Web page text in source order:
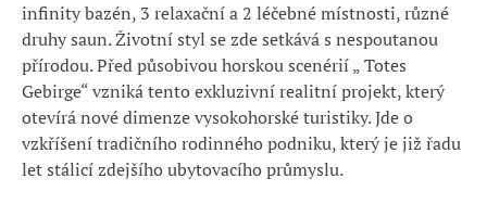
infinity bazén, 3 relaxační a 2 léčebné místnosti, různé
druhy saun. Životní styl se zde setkává s nespoutanou
přírodou. Před působivou horskou scenérií „ Totes
Gebirge“ vzniká tento exkluzivní realitní projekt, který
otevírá nové dimenze vysokohorské turistiky. Jde o
vzkříšení tradičního rodinného podniku, který je již řadu
let stálicí zdejšího ubytovacího průmyslu.